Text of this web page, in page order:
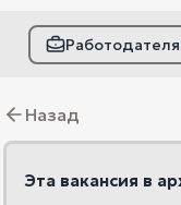
Назад
Эта вакансия в